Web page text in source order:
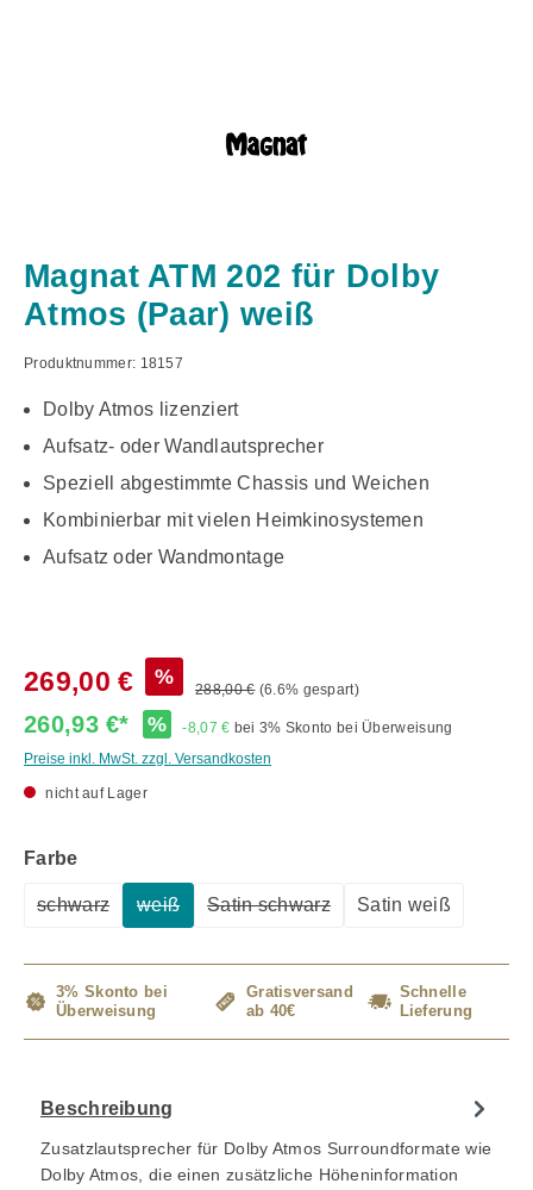
Magnat ATM 202 für Dolby
Atmos (Paar) weiß
Produktnummer: 18157
Dolby Atmos lizenziert
Aufsatz- oder Wandlautsprecher
Speziell abgestimmte Chassis und Weichen
Kombinierbar mit vielen Heimkinosystemen
Aufsatz oder Wandmontage
269,00 € %
288,00 € (6.6% gespart)
260,93 €* % -8,07 € bei 3% Skonto bei Überweisung
Preise inkl. MwSt. zzgl. Versandkosten
nicht auf Lager
Farbeauswählen
schwarz weiß Satin schwarz Satin weiß
3% Skonto bei
Überweisung
Gratisversand
ab 40€
Schnelle
Lieferung
Beschreibung
Zusatzlautsprecher für Dolby Atmos Surroundformate wie
Dolby Atmos, die einen zusätzliche Höheninformation